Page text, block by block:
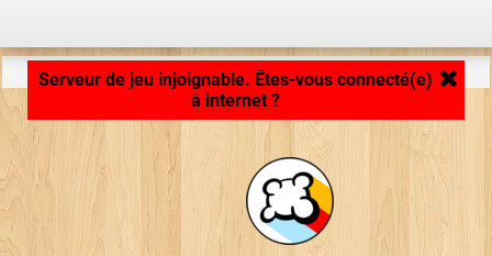
Chargement de la plateforme de jeu... ...